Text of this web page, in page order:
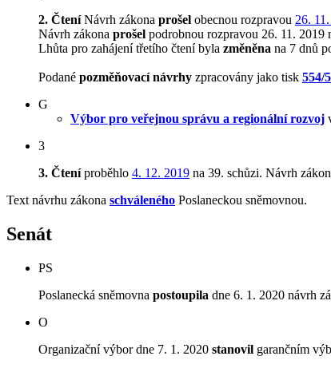
2. ČteníNávrh zákona prošel obecnou rozpravou 26.
Návrh zákona prošel podrobnou rozpravou 26. 11. 2019
Lhůta pro zahájení třetího čtení byla změněna na 7 dnů
Podané pozměňovací návrhy zpracovány jako tisk 554/5
G
Výbor pro veřejnou správu a regionální rozvoj
3
3. Čteníproběhlo 4. 12. 2019 na 39. schůzi. Návrh
Text návrhu zákona schváleného Poslaneckou sněmovnou.
Senát
PS
Poslanecká sněmovna postoupila dne 6. 1. 2020 návrh
O
Organizační výbor dne 7. 1. 2020 stanovil garančním